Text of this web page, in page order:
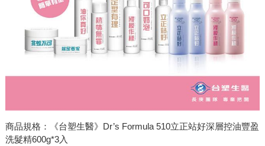
商品規格：《台塑生醫》Dr’s Formula 510立正站好深層控油豐盈
洗髮精600g*3入